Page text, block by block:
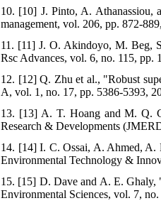
10. [10] J. Pinto, A. Athanassiou,
management, vol. 206, pp. 872-
11. [11] J. O. Akindoyo, M. Beg,
Rsc Advances, vol. 6, no. 115, pp.
12. [12] Q. Zhu et al., "Robust
A, vol. 1, no. 17, pp. 5386-5393,
13. [13] A. T. Hoang and M. Q.
Research & Developments
14. [14] I. C. Ossai, A. Ahmed, A.
Environmental Technology &
15. [15] D. Dave and A. E. Ghaly,
Environmental Sciences, vol. 7,